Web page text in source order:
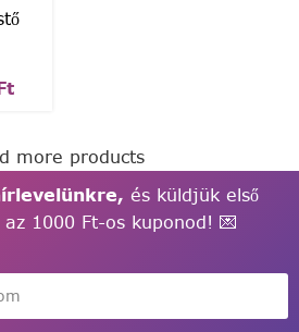
more products
és küldjük első
1000 Ft-os kuponod! 💌